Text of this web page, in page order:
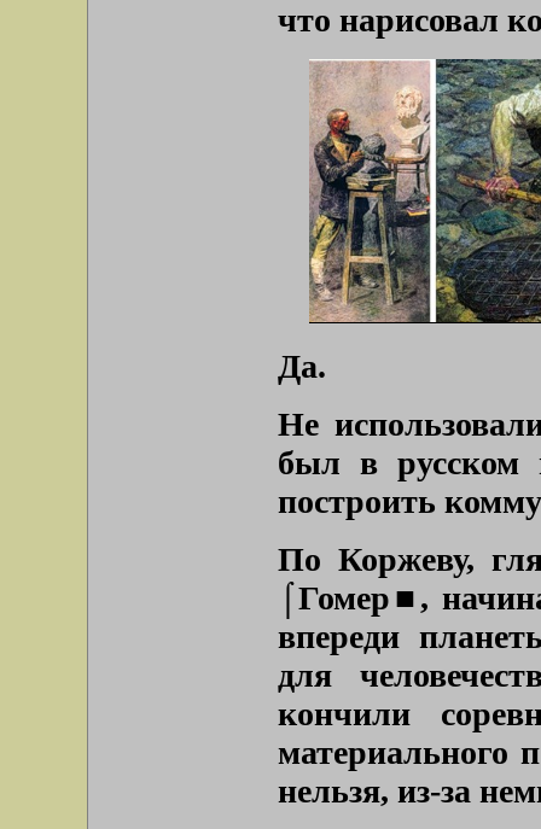
что нарисовал
Да.
Не
был в русском
построить
По Коржеву,
⌠Гомер■,
впереди
для
кончили
материального
нельзя, из-за